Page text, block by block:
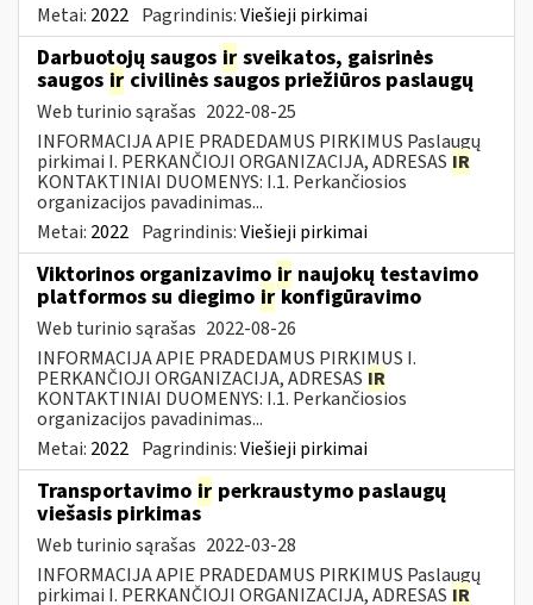
Metai: 2022 Pagrindinis:Viešieji pirkimai
Darbuotojų saugos ir sveikatos, gaisrinės
saugos ir civilinės saugos priežiūros paslaugų
Web turinio sąrašas 2022-08-25
INFORMACIJA APIE PRADEDAMUS PIRKIMUS Paslaugų
pirkimai I. PERKANČIOJI ORGANIZACIJA, ADRESAS IR
KONTAKTINIAI DUOMENYS: I.1. Perkančiosios
organizacijos pavadinimas...
Metai: 2022 Pagrindinis:Viešieji pirkimai
Viktorinos organizavimo ir naujokų testavimo
platformos su diegimo irkonfigūravimo
Web turinio sąrašas 2022-08-26
INFORMACIJA APIE PRADEDAMUS PIRKIMUS I.
PERKANČIOJI ORGANIZACIJA, ADRESAS IR
KONTAKTINIAI DUOMENYS: I.1. Perkančiosios
organizacijos pavadinimas...
Metai: 2022 Pagrindinis:Viešieji pirkimai
Transportavimo ir perkraustymo paslaugų
viešasis pirkimas
Web turinio sąrašas 2022-03-28
INFORMACIJA APIE PRADEDAMUS PIRKIMUS Paslaugų
pirkimai I. PERKANČIOJI ORGANIZACIJA, ADRESAS IR